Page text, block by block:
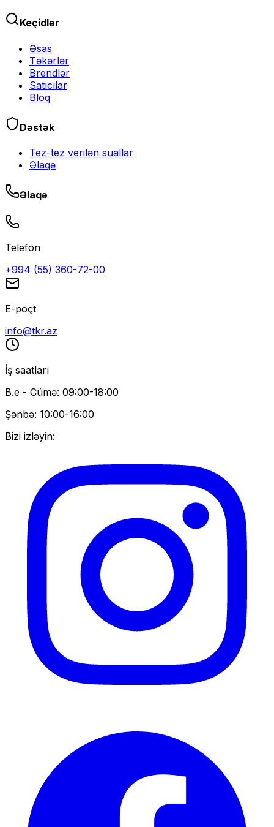
Keçidlər
Əsas
Təkərlər
Brendlər
Satıcılar
Bloq
Dəstək
Tez-tez verilən suallar
Əlaqə
Əlaqə
Telefon
+994 (55) 360-72-00
E-poçt
info@tkr.az
İş saatları
B.e - Cümə: 09:00-18:00
Şənbə: 10:00-16:00
Bizi izləyin: